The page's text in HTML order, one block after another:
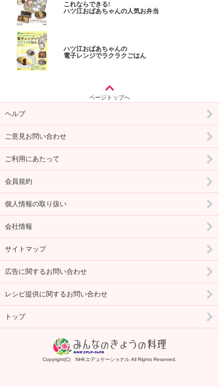
これならできる!
ハツ江おばあちゃんの人気お弁当
ハツ江おばあちゃんの
電子レンジでラクラクごはん
ページトップへ
ヘルプ
ご意見お問い合わせ
ご利用にあたって
会員規約
個人情報の取り扱い
会社情報
サイトマップ
広告に関するお問い合わせ
レシピ提供に関するお問い合わせ
トップ
Copyright(C) NHKエデュケーショナル All Rights Reserved.